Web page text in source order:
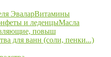
ЭваларВитамины
и леденцыМасла
повыш
для ванн (соли, пенки...)